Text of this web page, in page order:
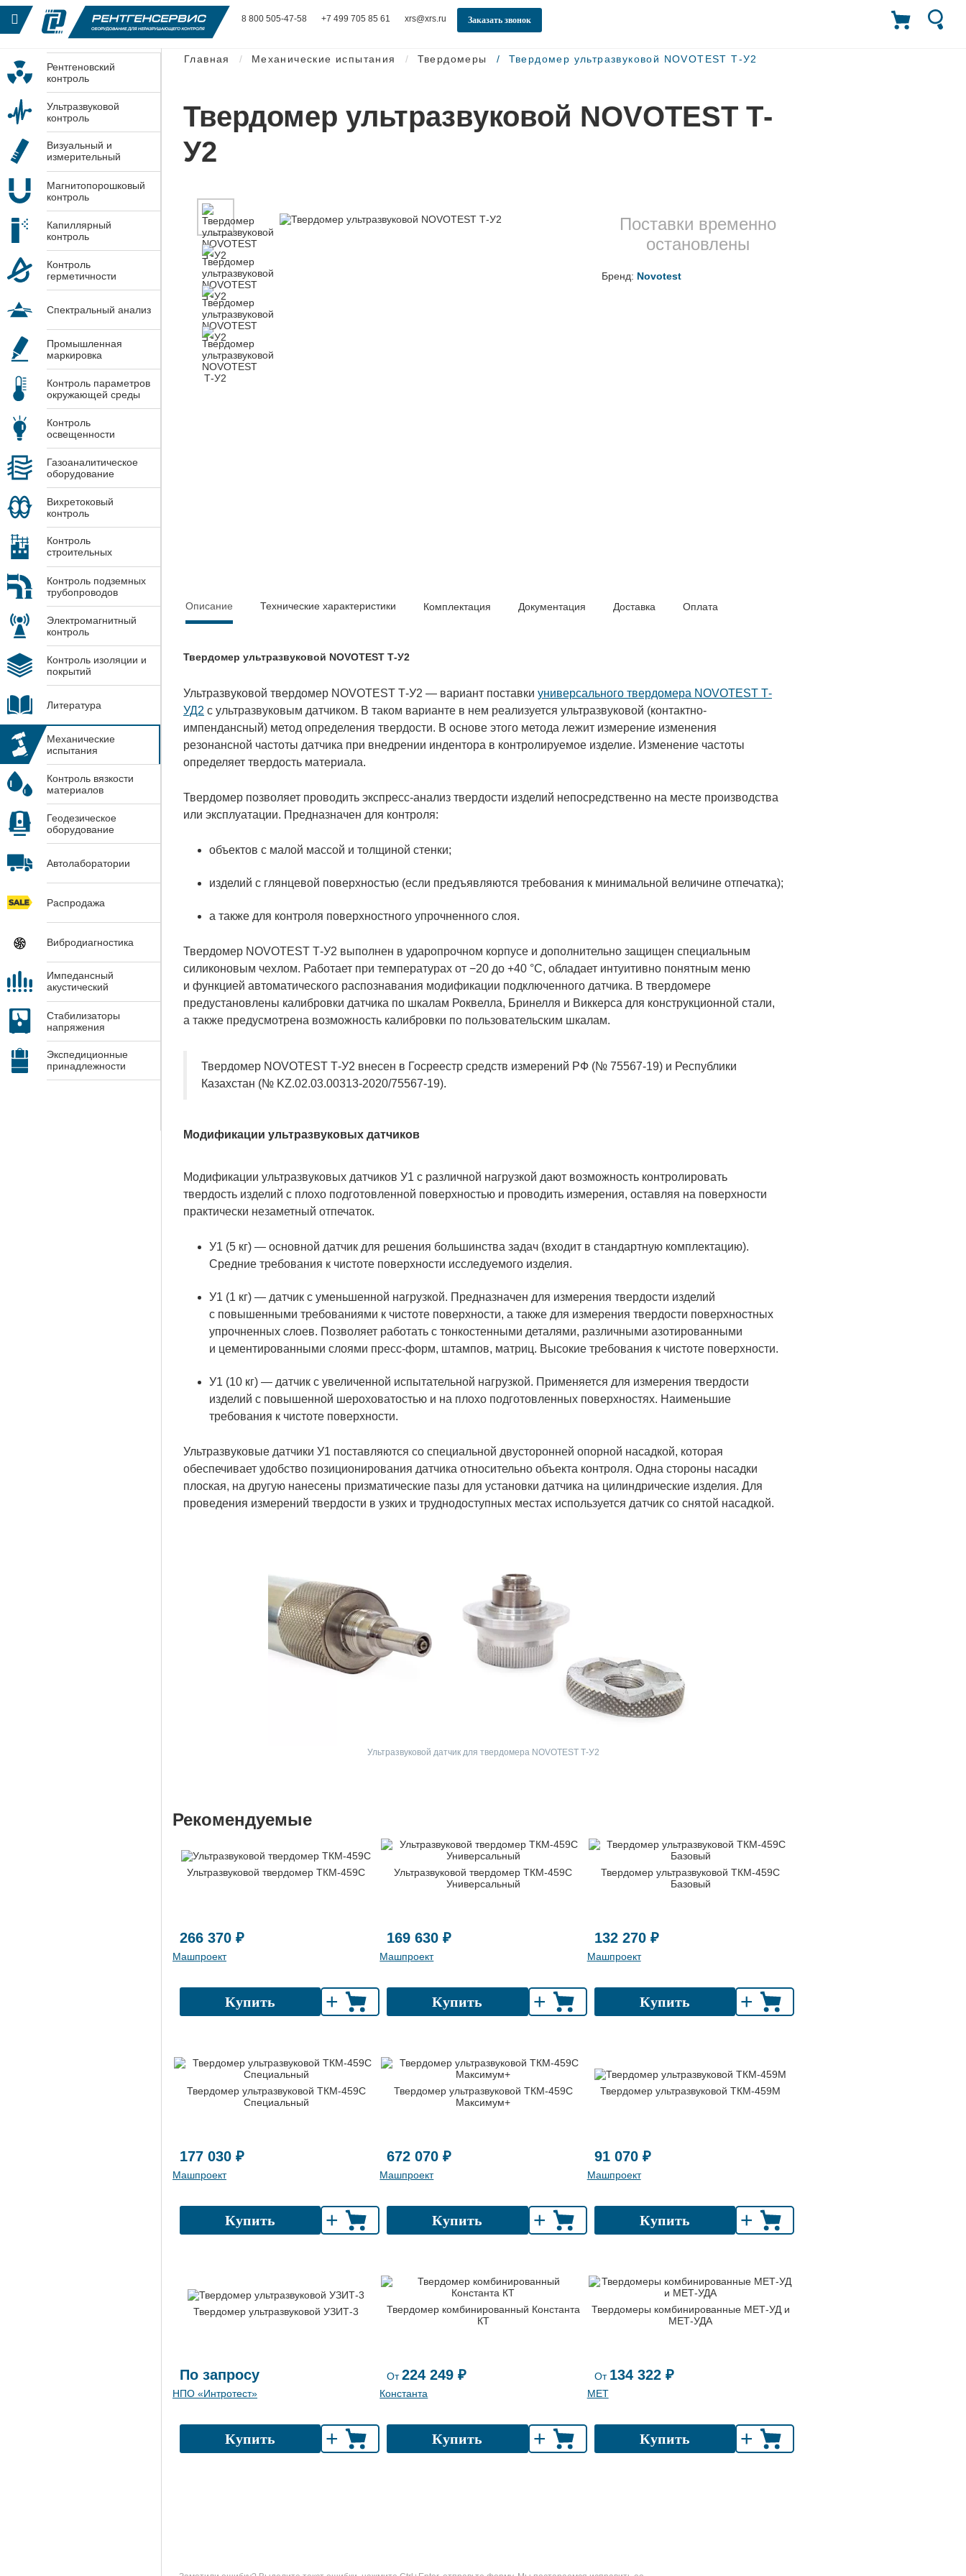
8 800 505-47-58 +7 499 705 85 61 xrs@xrs.ru Заказать звонок
Рентгеновский
контроль
Ультразвуковой
контроль
Визуальный и
измерительный
Магнитопорошковый
контроль
Капиллярный
контроль
Контроль
герметичности
Спектральный анализ
Промышленная
маркировка
Контроль параметров
окружающей среды
Контроль
освещенности
Газоаналитическое
оборудование
Вихретоковый
контроль
Контроль
строительных
Контроль подземных
трубопроводов
Электромагнитный
контроль
Контроль изоляции и
покрытий
Литература
Механические
испытания
Контроль вязкости
материалов
Геодезическое
оборудование
Автолаборатории
Распродажа
Вибродиагностика
Импедансный
акустический
Стабилизаторы
напряжения
Экспедиционные
принадлежности
Главная Механические испытания Твердомеры Твердомер ультразвуковой NOVOTEST Т-У2
Твердомер ультразвуковой NOVOTEST Т-
У2
Поставки временно
остановлены
Бренд: Novotest
Описание Технические характеристики Комплектация Документация Доставка Оплата
Твердомер ультразвуковой NOVOTEST Т-У2
Ультразвуковой твердомер NOVOTEST Т-У2 — вариант поставки универсального твердомера NOVOTEST Т-
УД2 с ультразвуковым датчиком. В таком варианте в нем реализуется ультразвуковой (контактно-
импендансный) метод определения твердости. В основе этого метода лежит измерение изменения
резонансной частоты датчика при внедрении индентора в контролируемое изделие. Изменение частоты
определяет твердость материала.
Твердомер позволяет проводить экспресс-анализ твердости изделий непосредственно на месте производства
или эксплуатации. Предназначен для контроля:
объектов с малой массой и толщиной стенки;
изделий с глянцевой поверхностью (если предъявляются требования к минимальной величине отпечатка);
а также для контроля поверхностного упрочненного слоя.
Твердомер NOVOTEST Т-У2 выполнен в ударопрочном корпусе и дополнительно защищен специальным
силиконовым чехлом. Работает при температурах от −20 до +40 °С, обладает интуитивно понятным меню
и функцией автоматического распознавания модификации подключенного датчика. В твердомере
предустановлены калибровки датчика по шкалам Роквелла, Бринелля и Виккерса для конструкционной стали,
а также предусмотрена возможность калибровки по пользовательским шкалам.
Твердомер NOVOTEST Т-У2 внесен в Госреестр средств измерений РФ (№ 75567-19) и Республики
Казахстан (№ KZ.02.03.00313-2020/75567-19).
Модификации ультразвуковых датчиков
Модификации ультразвуковых датчиков У1 с различной нагрузкой дают возможность контролировать
твердость изделий с плохо подготовленной поверхностью и проводить измерения, оставляя на поверхности
практически незаметный отпечаток.
У1 (5 кг) — основной датчик для решения большинства задач (входит в стандартную комплектацию).
Средние требования к чистоте поверхности исследуемого изделия.
У1 (1 кг) — датчик с уменьшенной нагрузкой. Предназначен для измерения твердости изделий
с повышенными требованиями к чистоте поверхности, а также для измерения твердости поверхностных
упрочненных слоев. Позволяет работать с тонкостенными деталями, различными азотированными
и цементированными слоями пресс-форм, штампов, матриц. Высокие требования к чистоте поверхности.
У1 (10 кг) — датчик с увеличенной испытательной нагрузкой. Применяется для измерения твердости
изделий с повышенной шероховатостью и на плохо подготовленных поверхностях. Наименьшие
требования к чистоте поверхности.
Ультразвуковые датчики У1 поставляются со специальной двусторонней опорной насадкой, которая
обеспечивает удобство позиционирования датчика относительно объекта контроля. Одна стороны насадки
плоская, на другую нанесены призматические пазы для установки датчика на цилиндрические изделия. Для
проведения измерений твердости в узких и труднодоступных местах используется датчик со снятой насадкой.
Ультразвуковой датчик для твердомера NOVOTEST Т-У2
Рекомендуемые
Ультразвуковой твердомер ТКМ-459C
266 370 ₽
Машпроект
Купить +
Ультразвуковой твердомер ТКМ-459C
Универсальный
169 630 ₽
Машпроект
Купить +
Твердомер ультразвуковой ТКМ-459C
Базовый
132 270 ₽
Машпроект
Купить +
Твердомер ультразвуковой ТКМ-459C
Специальный
177 030 ₽
Машпроект
Купить +
Твердомер ультразвуковой ТКМ-459C
Максимум+
672 070 ₽
Машпроект
Купить +
Твердомер ультразвуковой ТКМ-459М
91 070 ₽
Машпроект
Купить +
Твердомер ультразвуковой УЗИТ-3
По запросу
НПО «Интротест»
Купить +
Твердомер комбинированный Константа
КТ
От224 249 ₽
Константа
Купить +
Твердомеры комбинированные МЕТ-УД и
МЕТ-УДА
От 134 322 ₽
МЕТ
Купить +